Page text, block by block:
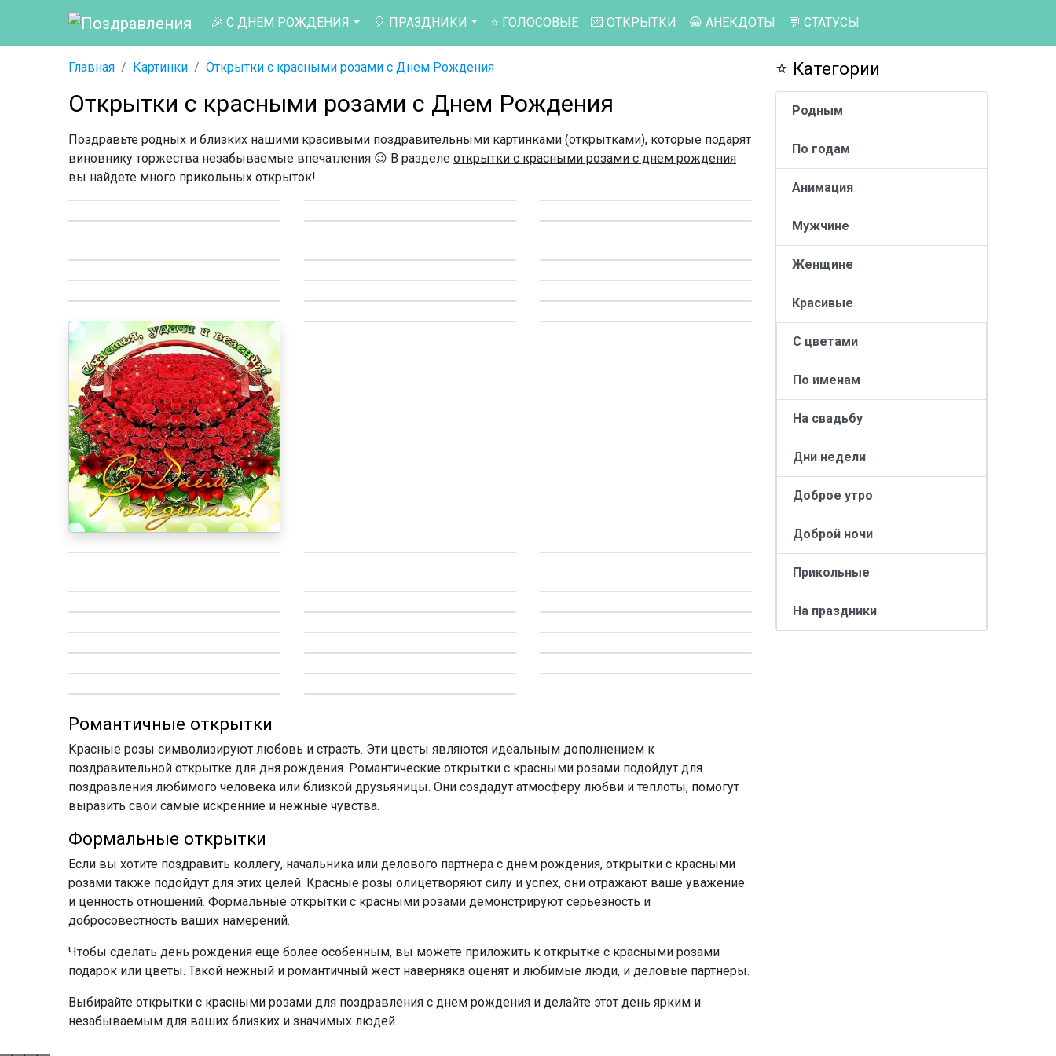
🎉 С ДНЕМ РОЖДЕНИЯ 🎈 ПРАЗДНИКИ ⭐ ГОЛОСОВЫЕ 💌 ОТКРЫТКИ 😀 АНЕКДОТЫ 💬 СТАТУСЫ
Главная Картинки Открытки с красными розами с Днем Рождения
Открытки с красными розами с Днем Рождения
Поздравьте родных и близких нашими красивыми поздравительными картинками (открытками), которые подарят
виновнику торжества незабываемые впечатления 😉 В разделе открытки с красными розами с днем рождения
вы найдете много прикольных открыток!
Романтичные открытки
Красные розы символизируют любовь и страсть. Эти цветы являются идеальным дополнением к
поздравительной открытке для дня рождения. Романтические открытки с красными розами подойдут для
поздравления любимого человека или близкой друзьяницы. Они создадут атмосферу любви и теплоты, помогут
выразить свои самые искренние и нежные чувства.
Формальные открытки
Если вы хотите поздравить коллегу, начальника или делового партнера с днем рождения, открытки с красными
розами также подойдут для этих целей. Красные розы олицетворяют силу и успех, они отражают ваше уважение
и ценность отношений. Формальные открытки с красными розами демонстрируют серьезность и
добросовестность ваших намерений.
Чтобы сделать день рождения еще более особенным, вы можете приложить к открытке с красными розами
подарок или цветы. Такой нежный и романтичный жест наверняка оценят и любимые люди, и деловые партнеры.
Выбирайте открытки с красными розами для поздравления с днем рождения и делайте этот день ярким и
незабываемым для ваших близких и значимых людей.
⭐ Категории
Родным
По годам
Анимация
Мужчине
Женщине
Красивые
С цветами
По именам
На свадьбу
Дни недели
Доброе утро
Доброй ночи
Прикольные
На праздники